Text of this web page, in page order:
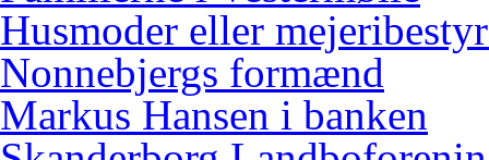
Husmoder eller
Nonnebjergs formænd
Markus Hansen i banken